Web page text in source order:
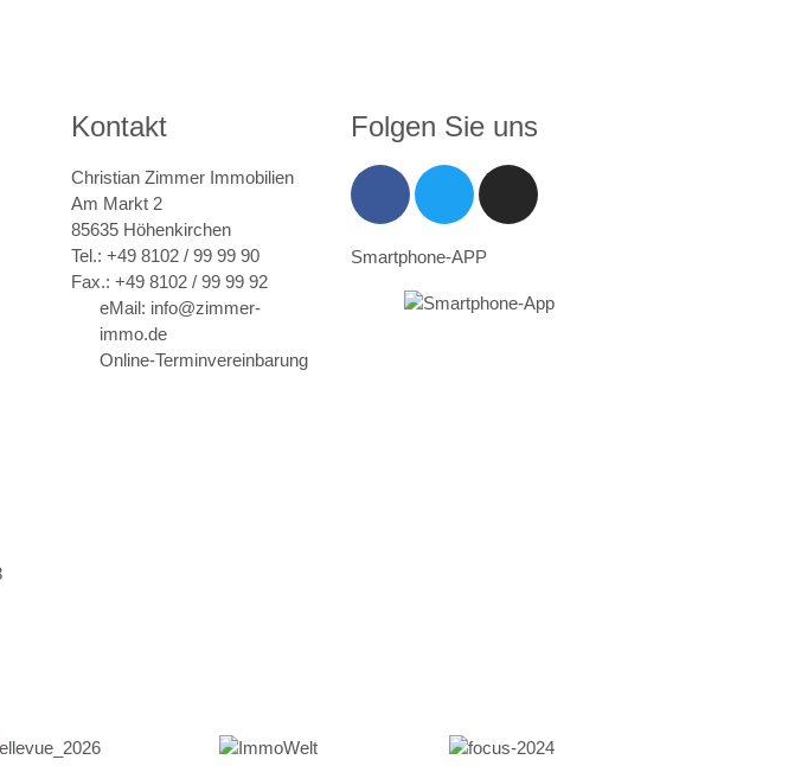
Kontakt
Christian Zimmer Immobilien
Am Markt 2
85635 Höhenkirchen
Tel.: +49 8102 / 99 99 90
Fax.: +49 8102 / 99 99 92
eMail: info@zimmer-
immo.de
Online-Terminvereinbarung
Folgen Sie uns
Smartphone-APP